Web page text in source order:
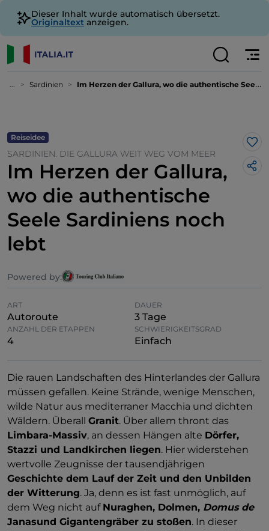
Dieser Inhalt wurde automatisch übersetzt.
Originaltext anzeigen.
... Sardinien Im Herzen der Gallura, wo die authentische Seele Sardiniens noch lebt
Reiseidee
SARDINIEN. DIE GALLURA WEIT WEG VOM MEER
Im Herzen der Gallura,
wo die authentische
Seele Sardiniens noch
lebt
Powered by:
ART
Autoroute
DAUER
3 Tage
ANZAHL DER ETAPPEN
4
SCHWIERIGKEITSGRAD
Einfach
Die rauen Landschaften des Hinterlandes der Gallura
müssen gefallen. Keine Strände, wenige Menschen,
wilde Natur aus mediterraner Macchia und dichten
Wäldern. Überall Granit. Über allem thront das
Limbara-Massiv, an dessen Hängen alte Dörfer,
Stazzi und Landkirchen liegen. Hier widerstehen
wertvolle Zeugnisse der tausendjährigen
Geschichte dem Lauf der Zeit und den Unbilden
der Witterung. Ja, denn es ist fast unmöglich, auf
dem Weg nicht auf Nuraghen, Dolmen, Domus de
Janasund Gigantengräber zu stoßen. In dieser